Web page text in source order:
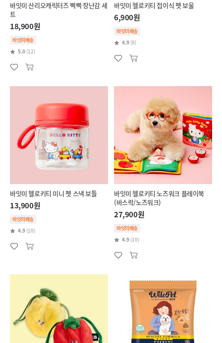
바잇미 산리오캐릭터즈 삑삑 장난감 세
트
18,900원
바잇미배송
5.0 (12)
바잇미 헬로키티 접이식 펫 보울
6,900원
바잇미배송
4.9 (9)
바잇미 헬로키티 미니 펫 스낵 보틀
13,900원
바잇미배송
4.9 (10)
바잇미 헬로키티 노즈워크 플레이북
(바스락/노즈워크)
27,900원
바잇미배송
4.9 (10)